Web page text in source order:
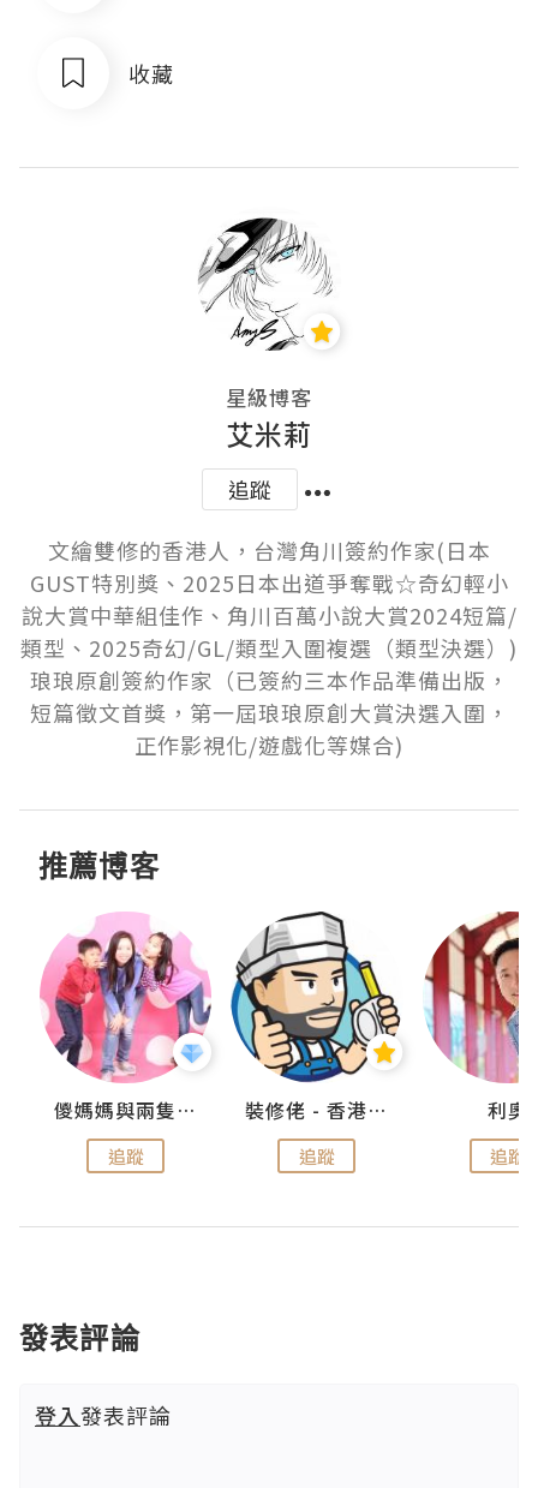
收藏
星級博客
艾米莉
追蹤
文繪雙修的香港人，台灣角川簽約作家(日本
GUST特別獎、2025日本出道爭奪戰☆奇幻輕小
說大賞中華組佳作、角川百萬小說大賞2024短篇/
類型、2025奇幻/GL/類型入圍複選（類型決選）)
琅琅原創簽約作家（已簽約三本作品準備出版，
短篇徵文首獎，第一屆琅琅原創大賞決選入圍，
正作影視化/遊戲化等媒合)
推薦博客
儍媽媽與兩隻小魔怪之家
追蹤
裝修佬 - 香港一站式網上裝修平台
追蹤
利奧
追蹤
發表評論
登入發表評論